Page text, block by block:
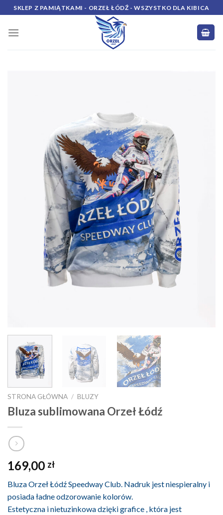
Skip
to
content
SKLEP Z PAMIĄTKAMI - ORZEŁ ŁÓDŹ - WSZYSTKO DLA KIBICA
STRONA GŁÓWNA / BLUZY
Bluza sublimowana Orzeł Łódź
169,00 zł
Bluza Orzeł Łódź Speedway Club. Nadruk jest niespieralny i
posiada ładne odzorowanie kolorów.
Estetyczna i nietuzinkowa dzięki grafice , która jest